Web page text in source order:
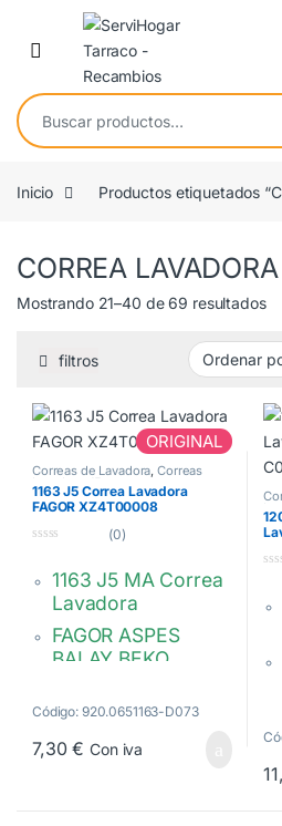
Saltar a navegación
saltar al contenido
Open
Buscar por:
Inicio Productos etiquetados
CORREA LAVADORA
Mostrando 21–40 de 69 resultados
filtros
ORIGINAL
Correas de Lavadora,Correas
Lavadora J5
1163 J5 Correa Lavadora
FAGOR XZ4T00008
e
(0)
1163 J5 MA Correa
Lavadora
FAGOR ASPES
BALAY BEKO
Hutchinson Poly V.
5PJE 1163
Código: 920.0651163-D073
7,30€ Con iva
e